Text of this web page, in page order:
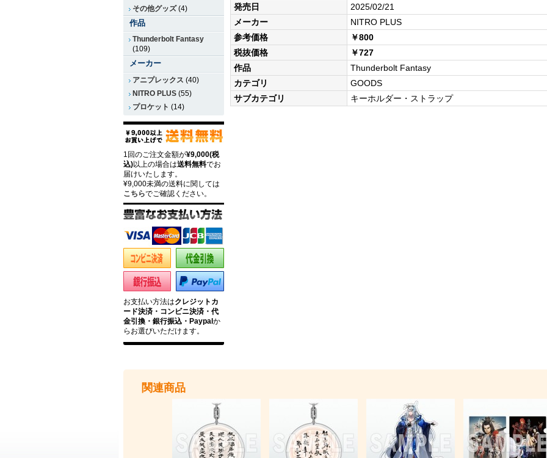
発売日
2025/02/21
メーカー
NITRO PLUS
参考価格
￥800
税抜価格
￥727
作品
Thunderbolt Fantasy
カテゴリ
GOODS
サブカテゴリ
キーホルダー・ストラップ
その他グッズ(4)
作品
Thunderbolt Fantasy
(109)
メーカー
アニプレックス (40)
NITRO PLUS (55)
プロケット (14)
1回のご注文金額が¥9,000(税
込)以上の場合は送料無料でお
届けいたします。
¥9,000未満の送料に関しては
こちらでご確認ください。
お支払い方法はクレジットカ
ード決済・コンビニ決済・代
金引換・銀行振込・Paypalか
らお選びいただけます。
関連商品